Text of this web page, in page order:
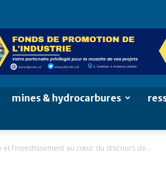
mines & hydrocarbures
et l’investissement au cœur du discours de...